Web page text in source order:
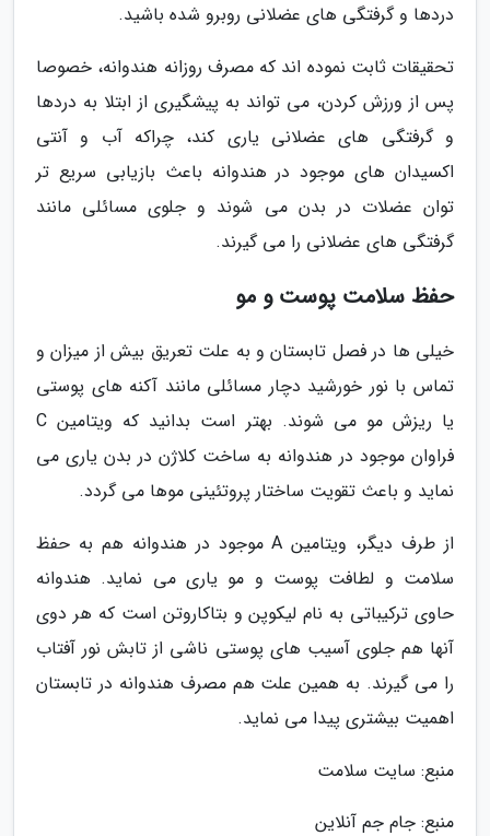
دردها و گرفتگی های عضلانی روبرو شده باشید.
تحقیقات ثابت نموده اند که مصرف روزانه هندوانه، خصوصا
پس از ورزش کردن، می تواند به پیشگیری از ابتلا به دردها
و گرفتگی های عضلانی یاری کند، چراکه آب و آنتی
اکسیدان های موجود در هندوانه باعث بازیابی سریع تر
توان عضلات در بدن می شوند و جلوی مسائلی مانند
گرفتگی های عضلانی را می گیرند.
حفظ سلامت پوست و مو
خیلی ها در فصل تابستان و به علت تعریق بیش از میزان و
تماس با نور خورشید دچار مسائلی مانند آکنه های پوستی
یا ریزش مو می شوند. بهتر است بدانید که ویتامین C
فراوان موجود در هندوانه به ساخت کلاژن در بدن یاری می
نماید و باعث تقویت ساختار پروتئینی موها می گردد.
از طرف دیگر، ویتامین A موجود در هندوانه هم به حفظ
سلامت و لطافت پوست و مو یاری می نماید. هندوانه
حاوی ترکیباتی به نام لیکوپن و بتاکاروتن است که هر دوی
آنها هم جلوی آسیب های پوستی ناشی از تابش نور آفتاب
را می گیرند. به همین علت هم مصرف هندوانه در تابستان
اهمیت بیشتری پیدا می نماید.
منبع: سایت سلامت
منبع: جام جم آنلاین